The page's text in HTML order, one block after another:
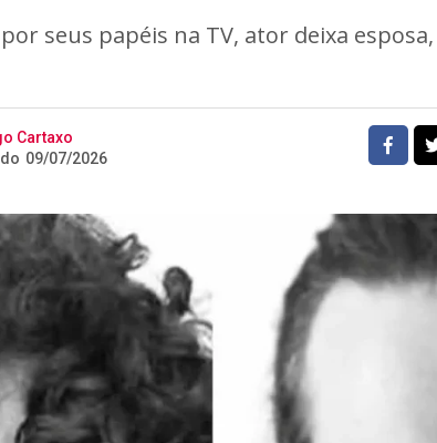
seus papéis na TV, ator deixa
Cartaxo
09/07/2026